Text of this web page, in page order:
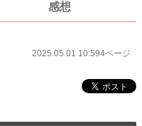
感想
2025.05.01 10:594ページ